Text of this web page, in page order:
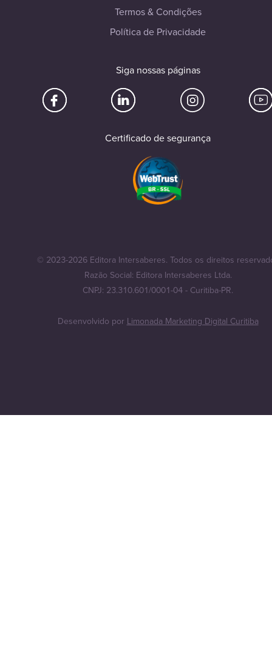
Termos & Condições
Política de Privacidade
Siga nossas páginas
Certificado de segurança
© 2023-2026 Editora Intersaberes. Todos os direitos
Razão Social: Editora Intersaberes Ltda.
CNPJ: 23.310.601/0001-04 - Curitiba-PR.
Desenvolvido porLimonada Marketing Digital Curitiba